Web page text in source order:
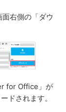
右側の「ダウ
for Office」が
ドされます。